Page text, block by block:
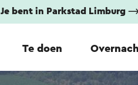
Je bent in Parkstad Limburg⟶
Te doen